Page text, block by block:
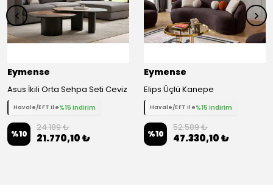
Eymense
Asus İkili Orta Sehpa Seti Ceviz
Havale/EFT ile%15 indirim
%10
24.189 ₺
21.770,10 ₺
Eymense
Elips Üçlü Kanepe
Havale/EFT ile%15 indirim
%10
52.589 ₺
47.330,10 ₺